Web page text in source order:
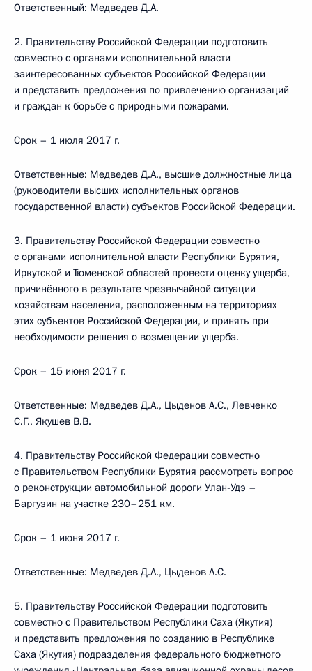
Ответственный: Медведев Д.A.
2. Правительству Российской Федерации подготовить
совместно с органами исполнительной власти
заинтересованных субъектов Российской Федерации
и представить предложения по привлечению организаций
и граждан к борьбе с природными пожарами.
Срок – 1 июля 2017 г.
Ответственные: Медведев Д.А., высшие должностные лица
(руководители высших исполнительных органов
государственной власти) субъектов Российской Федерации.
3. Правительству Российской Федерации совместно
с органами исполнительной власти Республики Бурятия,
Иркутской и Тюменской областей провести оценку ущерба,
причинённого в результате чрезвычайной ситуации
хозяйствам населения, расположенным на территориях
этих субъектов Российской Федерации, и принять при
необходимости решения о возмещении ущерба.
Срок – 15 июня 2017 г.
Ответственные: Медведев Д.А., Цыденов А.С., Левченко
С.Г., Якушев В.В.
4. Правительству Российской Федерации совместно
с Правительством Республики Бурятия рассмотреть вопрос
о реконструкции автомобильной дороги Улан-Удэ –
Баргузин на участке 230–251 км.
Срок – 1 июня 2017 г.
Ответственные: Медведев Д.А., Цыденов А.С.
5. Правительству Российской Федерации подготовить
совместно с Правительством Республики Саха (Якутия)
и представить предложения по созданию в Республике
Саха (Якутия) подразделения федерального бюджетного